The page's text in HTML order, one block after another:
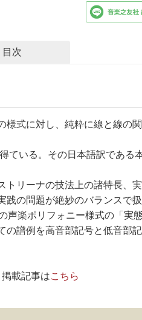
目次
様式に対し、純粋に線と線の
ている。その日本語訳であ
リーナの技法上の諸特長、
践の問題が絶妙のバランスで
声楽ポリフォニー様式の「実
の譜例を高音部記号と低音部
載記事はこちら